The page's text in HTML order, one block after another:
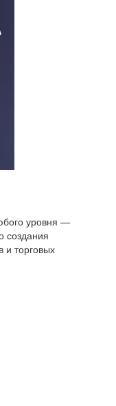
уровня —
создания
и торговых